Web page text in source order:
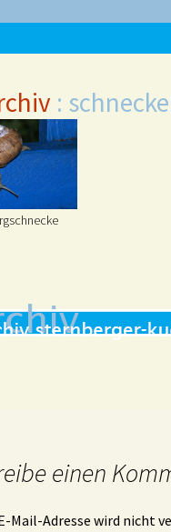
:
einen
Mail-Adresse wird nicht